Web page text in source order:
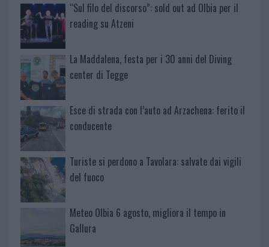
“Sul filo del discorso”: sold out ad Olbia per il
reading su Atzeni
La Maddalena, festa per i 30 anni del Diving
center di Tegge
Esce di strada con l’auto ad Arzachena: ferito il
conducente
Turiste si perdono a Tavolara: salvate dai vigili
del fuoco
Meteo Olbia 6 agosto, migliora il tempo in
Gallura